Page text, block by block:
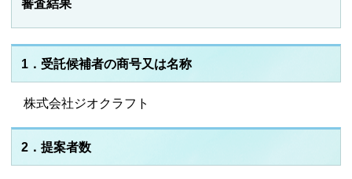
審査結果
1．受託候補者の商号又は名称
株式会社ジオクラフト
2．提案者数